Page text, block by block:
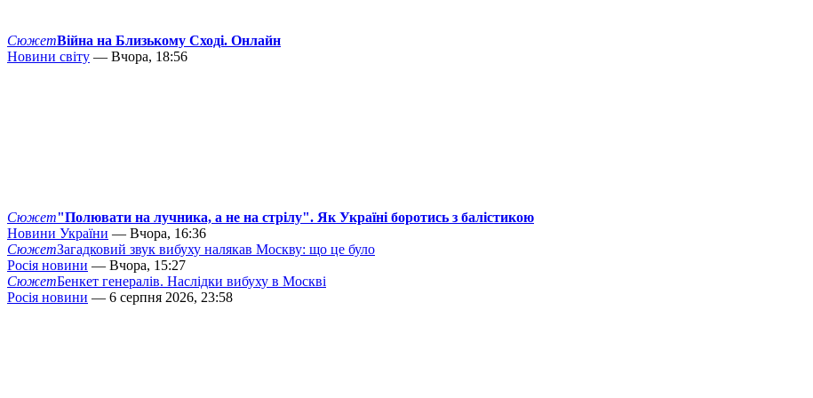
СюжетВійна на Близькому Сході. Онлайн
Новини світу — Вчора, 18:56
Сюжет"Полювати на лучника, а не на стрілу". Як Україні боротись з балістикою
Новини України — Вчора, 16:36
СюжетЗагадковий звук вибуху налякав Москву: що це було
Росія новини — Вчора, 15:27
СюжетБенкет генералів. Наслідки вибуху в Москві
Росія новини — 6 серпня 2026, 23:58